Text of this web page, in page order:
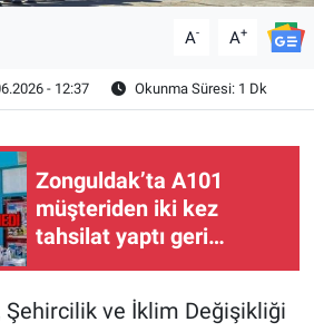
A- A+
- 12:37 Okunma Süresi: 1 Dk
Zonguldak’ta A101
müşteriden iki kez
tahsilat yaptı geri
Şehircilik ve İklim Değişikliği